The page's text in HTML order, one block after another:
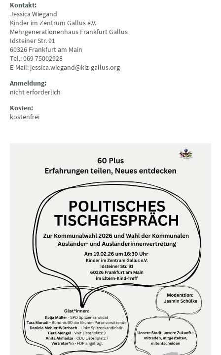
Kontakt:
Jessica Wiegand
Kinder im Zentrum Gallus e.V.
Mehrgenerationenhaus Frankfurt Gallus
Idsteiner Str. 91
60326 Frankfurt am Main
Tel.: 069 75002928
E-Mail: jessica.wiegand@kiz-gallus.org
Anmeldung:
nicht erforderlich
Kosten:
kostenfrei